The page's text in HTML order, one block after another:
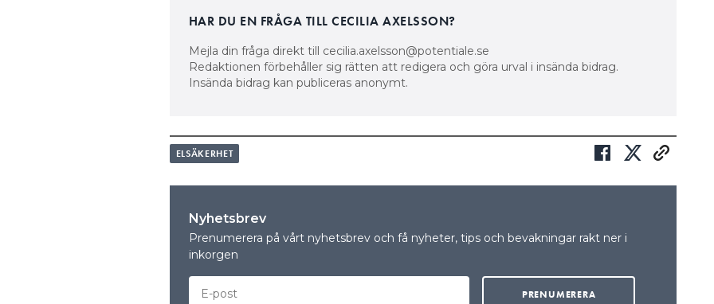
HAR DU EN FRÅGA TILL CECILIA AXELSSON?
Mejla din fråga direkt till cecilia.axelsson@potentiale.se
Redaktionen förbehåller sig rätten att redigera och göra urval i insända bidrag.
Insända bidrag kan publiceras anonymt.
ELSÄKERHET
Nyhetsbrev
Prenumerera på vårt nyhetsbrev och få nyheter, tips och bevakningar rakt ner i
inkorgen